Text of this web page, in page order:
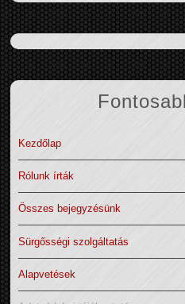
Kezdőlap
Rólunk írták
Összes bejegyzésünk
Sürgősségi szolgáltatás
Alapvetések